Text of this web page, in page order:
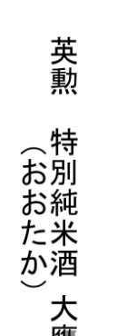
いたしてお
「お問い合
してくださ
録済みの方
です。